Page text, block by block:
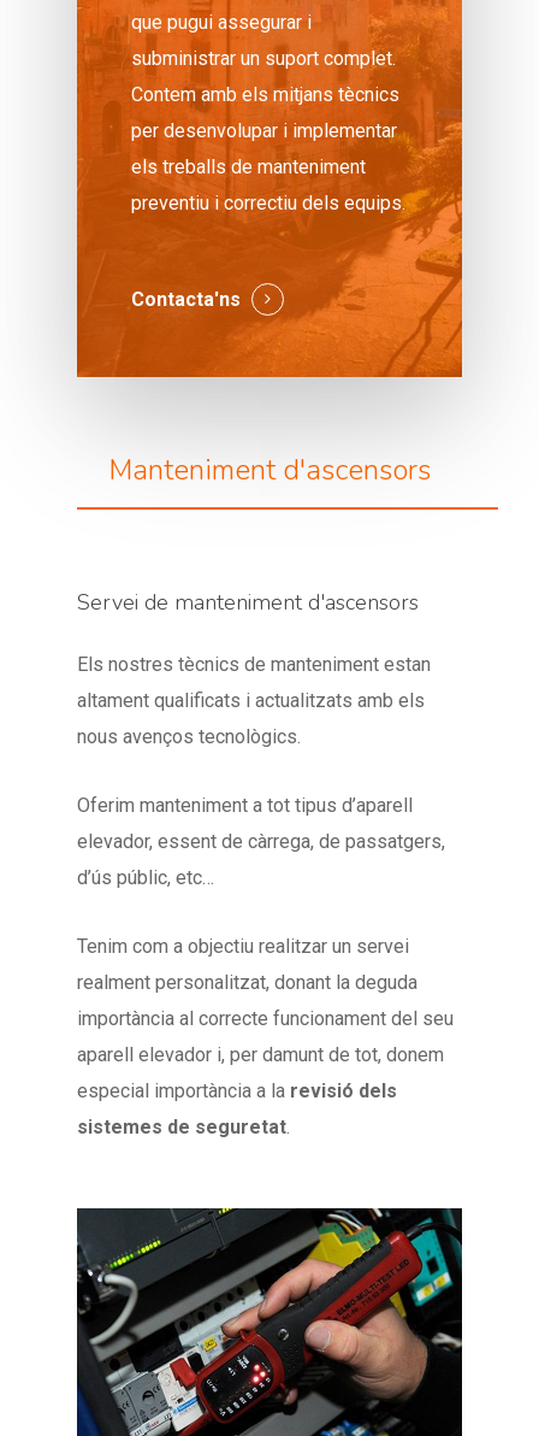
que pugui assegurar i
subministrar un suport complet.
Contem amb els mitjans tècnics
per desenvolupar i implementar
els treballs de manteniment
preventiu i correctiu dels equips.
Contacta'ns
Manteniment d'ascensors
Servei de manteniment d'ascensors
Els nostres tècnics de manteniment estan
altament qualificats i actualitzats amb els
nous avenços tecnològics.
Oferim manteniment a tot tipus d’aparell
elevador, essent de càrrega, de passatgers,
d’ús públic, etc…
Tenim com a objectiu realitzar un servei
realment personalitzat, donant la deguda
importància al correcte funcionament del seu
aparell elevador i, per damunt de tot, donem
especial importància a la revisió dels
sistemes de seguretat